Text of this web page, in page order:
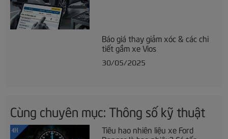
Báo giá thay giảm xóc & các chi
tiết gầm xe Vios
30/05/2025
Cùng chuyên mục: Thông số kỹ thuật
Tiêu hao nhiên liệu xe Ford